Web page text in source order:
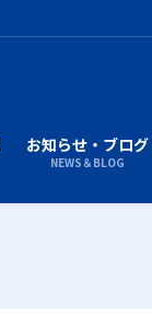
お知らせ・ブログ
NEWS＆BLOG